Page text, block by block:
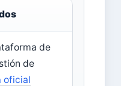
de
de
oficial